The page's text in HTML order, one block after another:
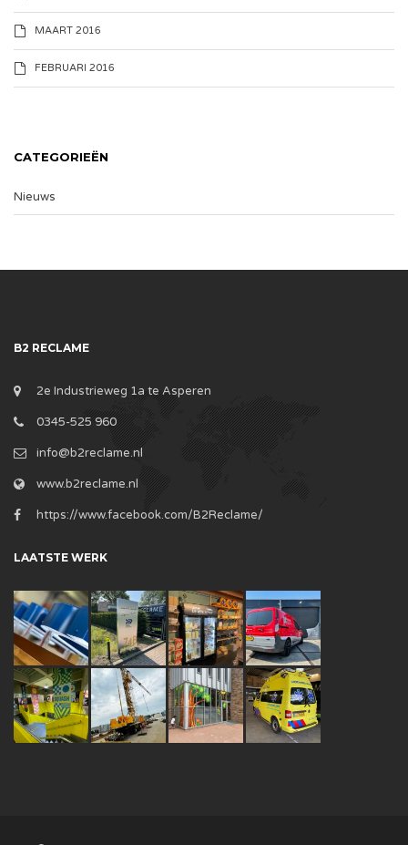
MAART 2016
FEBRUARI 2016
CATEGORIEËN
Nieuws
B2 RECLAME
2e Industrieweg 1a te Asperen
0345-525 960
info@b2reclame.nl
www.b2reclame.nl
https://www.facebook.com/B2Reclame/
LAATSTE WERK